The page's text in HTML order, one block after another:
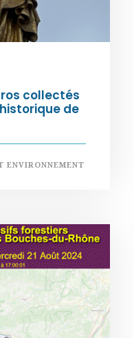
collectés
de
ENVIRONNEMENT